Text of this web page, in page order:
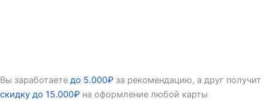
Вы заработаете до 5.000₽ за рекомендацию, а друг получит
скидку до 15.000₽ на оформление любой карты